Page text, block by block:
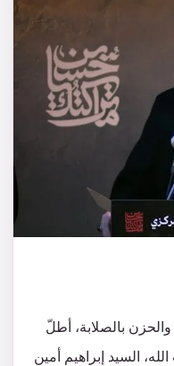
بالصلابة، أطلّ
السيد إبراهيم أمين